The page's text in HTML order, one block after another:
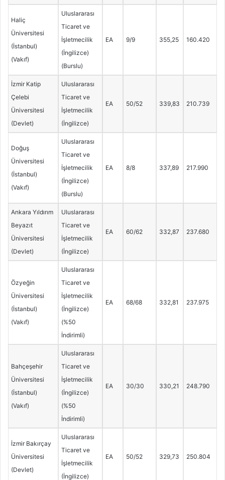
Haliç
Üniversitesi
(İstanbul)
(Vakıf)
Uluslararası
Ticaret ve
İşletmecilik
(İngilizce)
(Burslu)
EA 9/9 355,25 160.420
İzmir Katip
Çelebi
Üniversitesi
(Devlet)
Uluslararası
Ticaret ve
İşletmecilik
(İngilizce)
EA 50/52 339,83 210.739
Doğuş
Üniversitesi
(İstanbul)
(Vakıf)
Uluslararası
Ticaret ve
İşletmecilik
(İngilizce)
(Burslu)
EA 8/8 337,89 217.990
Ankara Yıldırım
Beyazıt
Üniversitesi
(Devlet)
Uluslararası
Ticaret ve
İşletmecilik
(İngilizce)
EA 60/62 332,87 237.680
Özyeğin
Üniversitesi
(İstanbul)
(Vakıf)
Uluslararası
Ticaret ve
İşletmecilik
(İngilizce)
(%50
İndirimli)
EA 68/68 332,81 237.975
Bahçeşehir
Üniversitesi
(İstanbul)
(Vakıf)
Uluslararası
Ticaret ve
İşletmecilik
(İngilizce)
(%50
İndirimli)
EA 30/30 330,21 248.790
İzmir Bakırçay
Üniversitesi
(Devlet)
Uluslararası
Ticaret ve
İşletmecilik
(İngilizce)
EA 50/52 329,73 250.804